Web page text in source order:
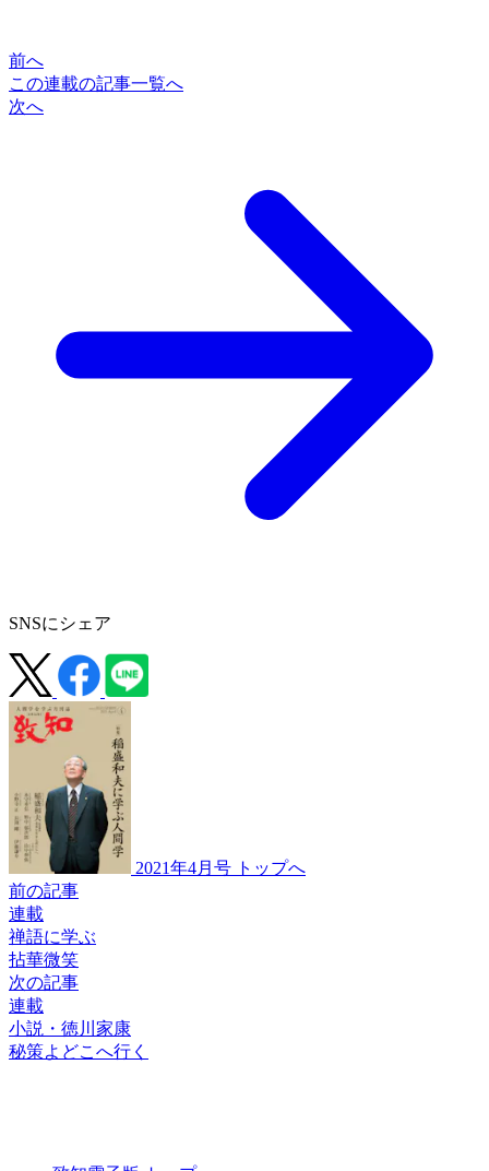
前へ
この連載の記事一覧へ
次へ
SNSにシェア
2021年4月号 トップへ
前の記事
連載
禅語に学ぶ
拈華微笑
次の記事
連載
小説・徳川家康
秘策よどこへ行く